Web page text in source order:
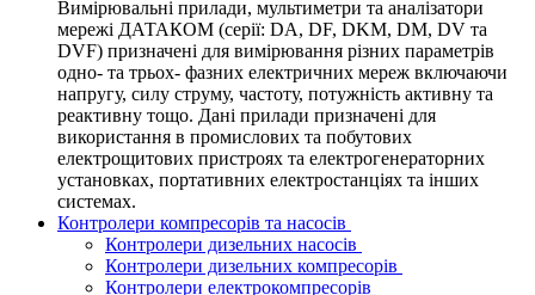
Вимірювальні прилади, мультиметри та аналізатори
мережі ДАТАКОМ (серії: DA, DF, DKM, DM, DV та
DVF) призначені для вимірювання різних параметрів
одно- та трьох- фазних електричних мереж включаючи
напругу, силу струму, частоту, потужність активну та
реактивну тощо. Дані прилади призначені для
використання в промислових та побутових
електрощитових пристроях та електрогенераторних
установках, портативних електростанціях та інших
системах.
Контролери компресорів та насосів
Контролери дизельних насосів
Контролери дизельних компресорів
Контролери електрокомпресорів